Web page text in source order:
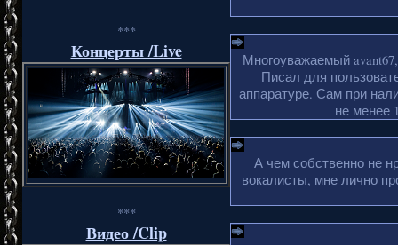
***
Концерты /Live
***
Видео /Clip
Многоуважаемый
Писал для
аппаратуре. Сам при
не менее
А чем собственно не
вокалисты, мне лично